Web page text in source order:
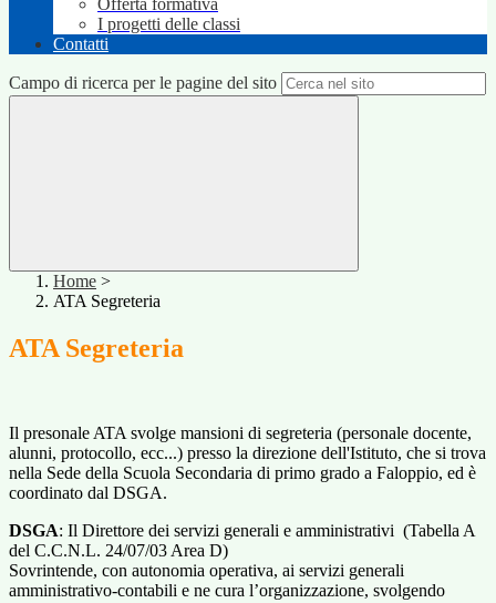
Offerta formativa
I progetti delle classi
Contatti
Campo di ricerca per le pagine del sito
Home >
ATA Segreteria
ATA Segreteria
Il presonale ATA svolge mansioni di segreteria (personale docente,
alunni, protocollo, ecc...) presso la direzione dell'Istituto, che si trova
nella Sede della Scuola Secondaria di primo grado a Faloppio, ed è
coordinato dal DSGA.
DSGA: Il Direttore dei servizi generali e amministrativi (Tabella A
del C.C.N.L. 24/07/03 Area D)
Sovrintende, con autonomia operativa, ai servizi generali
amministrativo-contabili e ne cura l’organizzazione, svolgendo